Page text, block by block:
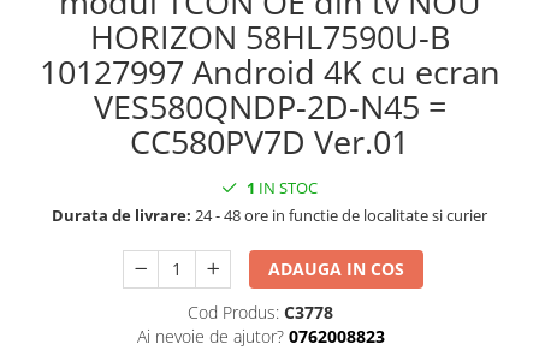
HORIZON 58HL7590U-B
10127997 Android 4K cu ecran
VES580QNDP-2D-N45 =
CC580PV7D Ver.01
1 IN STOC
Durata de livrare: 24 - 48 ore in functie de localitate si curier
ADAUGA IN COS
Cod Produs: C3778
Ai nevoie de ajutor? 0762008823